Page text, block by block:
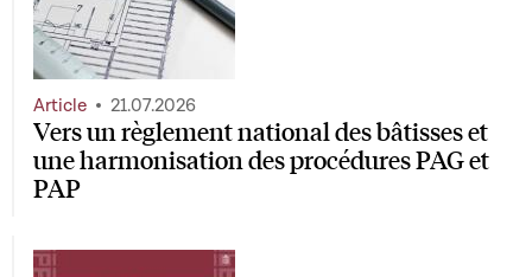
Vers un règlement national des bâtisses et
une harmonisation des procédures PAG et
PAP
Article 21.07.2026